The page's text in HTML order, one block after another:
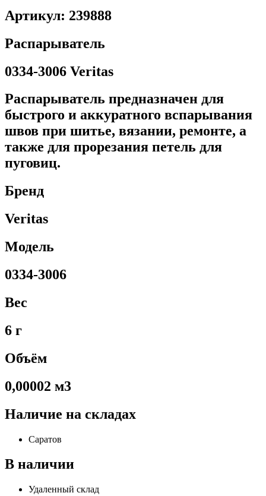
Артикул: 239888
Распарыватель
0334-3006 Veritas
Распарыватель предназначен для
быстрого и аккуратного вспарывания
швов при шитье, вязании, ремонте, а
также для прорезания петель для
пуговиц.
Бренд
Veritas
Модель
0334-3006
Вес
6 г
Объём
0,00002 м3
Наличие на складах
Саратов
В наличии
Удаленный склад